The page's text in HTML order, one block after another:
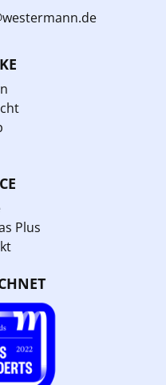
Plus